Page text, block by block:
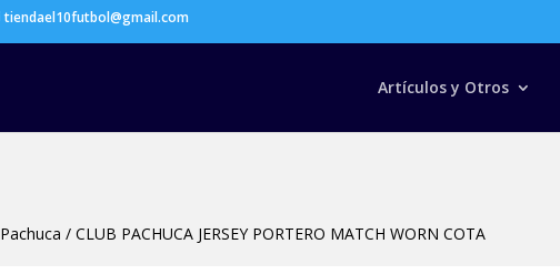
tiendael10futbol@gmail.com
Artículos y Otros
Pachuca /CLUB PACHUCA JERSEY PORTERO MATCH WORN COTA